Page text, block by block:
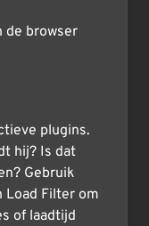
de browser
plugins.
hij? Is dat
Gebruik
Load Filter om
of laadtijd